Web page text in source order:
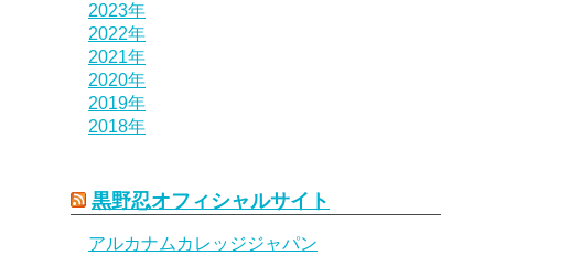
2023年
2022年
2021年
2020年
2019年
2018年
黒野忍オフィシャルサイト
アルカナムカレッジジャパン